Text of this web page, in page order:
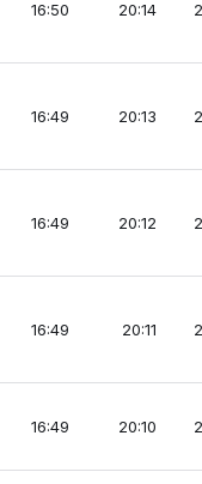
16:50 20:14
16:49 20:13
16:49 20:12
16:49 20:11
16:49 20:10